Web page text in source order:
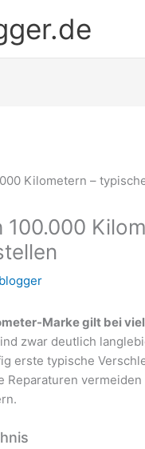
100.000
Marke gilt bei
zwar deutlich
erste typische
Reparaturen